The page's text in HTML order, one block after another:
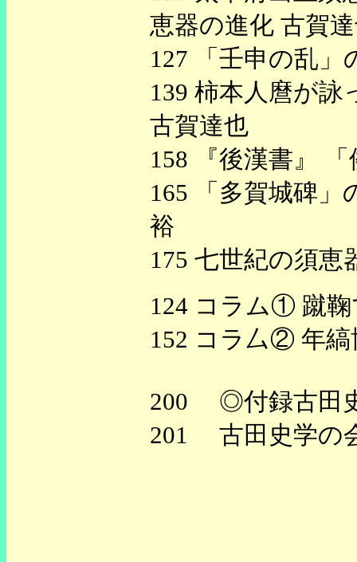
恵器の進化 古賀
127 「壬申の乱」
139 柿本人麿が詠
古賀達也
158 『後漢書』
165 「多賀城碑」
裕
175 七世紀の須恵
124 コラム① 蹴
152 コラ厶② 年
200 ◎付録古田
201 古田史学の